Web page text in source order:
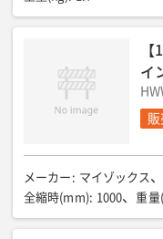
イ
販
メーカー : マイゾックス
全縮時(mm): 1000 重量